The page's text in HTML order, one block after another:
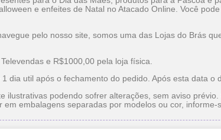
e enfeites de Natal no Atacado Online. Você
pelo nosso site, somos uma das Lojas do Brás
e R$1000,00 pela loja física.
dia util após o fechamento do pedido. Após esta data
ilustrativas podendo sofrer alterações, sem aviso
embalagens separadas por modelos ou cor, informe-